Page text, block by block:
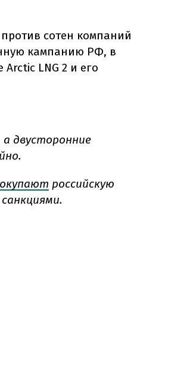
сотен компаний
кампанию РФ, в
LNG 2 и его
а двусторонние
российскую